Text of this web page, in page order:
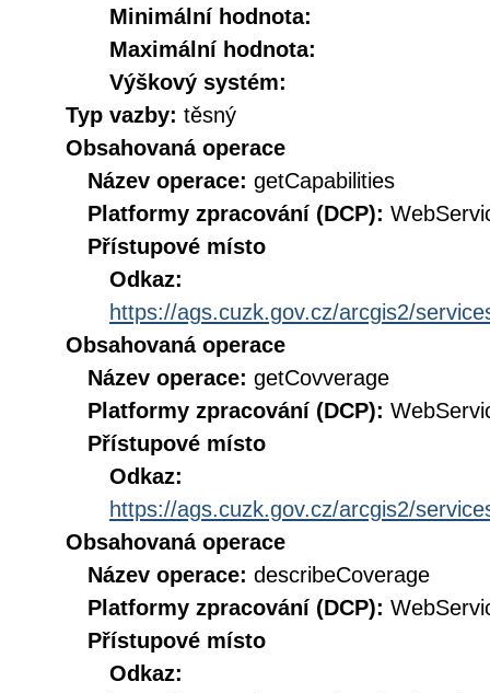
Minimální hodnota:
Maximální hodnota:
Výškový systém:
Typ vazby: těsný
Obsahovaná operace
Název operace: getCapabilities
Platformy zpracování (DCP):
Přístupové místo
Odkaz:
https://ags.cuzk.gov.cz/arcgis2/
Obsahovaná operace
Název operace: getCovverage
Platformy zpracování (DCP):
Přístupové místo
Odkaz:
https://ags.cuzk.gov.cz/arcgis2/
Obsahovaná operace
Název operace: describeCoverage
Platformy zpracování (DCP):
Přístupové místo
Odkaz: